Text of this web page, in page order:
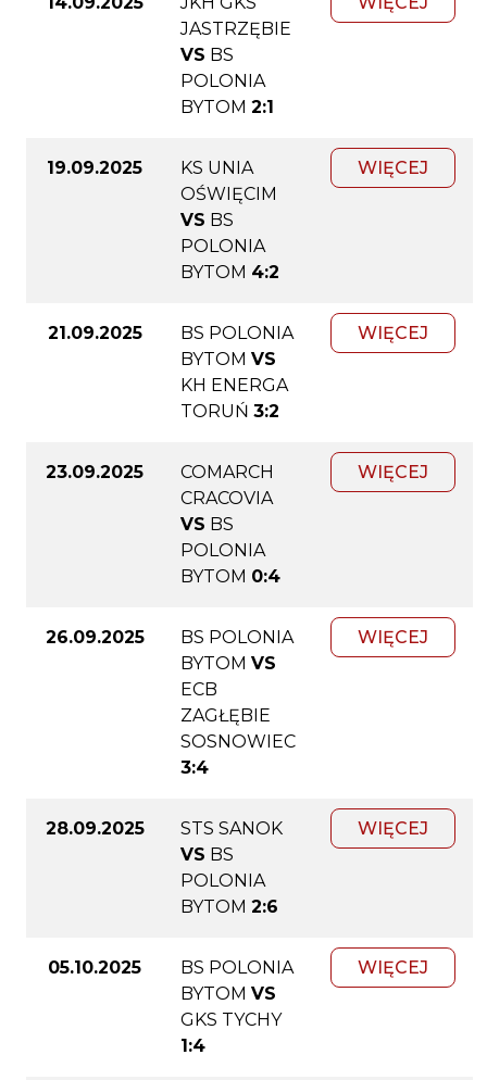
JASTRZĘBIE
VS BS
POLONIA
BYTOM 2:1
19.09.2025
KS UNIA
OŚWIĘCIM
VS BS
POLONIA
BYTOM 4:2
WIĘCEJ
21.09.2025
BS POLONIA
BYTOM VS
KH ENERGA
TORUŃ 3:2
WIĘCEJ
23.09.2025
COMARCH
CRACOVIA
VS BS
POLONIA
BYTOM 0:4
WIĘCEJ
26.09.2025
BS POLONIA
BYTOM VS
ECB
ZAGŁĘBIE
SOSNOWIEC
3:4
WIĘCEJ
28.09.2025
STS SANOK
VS BS
POLONIA
BYTOM 2:6
WIĘCEJ
05.10.2025
BS POLONIA
BYTOM VS
GKS TYCHY
1:4
WIĘCEJ